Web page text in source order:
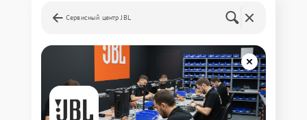
Сервисный центр JBL